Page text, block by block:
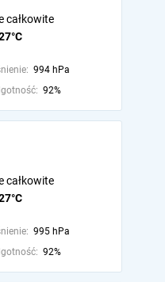
całkowite
994 hPa
92%
całkowite
995 hPa
92%